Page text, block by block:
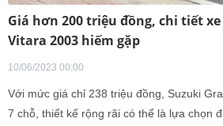
Giá hơn 200 triệu đồng, chi tiết
Vitara 2003 hiếm gặp
10/06/2023 00:00
Với mức giá chỉ 238 triệu đồng, Suzuki
7 chỗ, thiết kế rộng rãi có thể là lựa chọn